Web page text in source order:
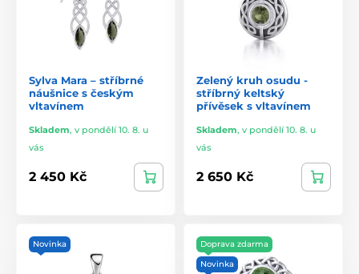
Sylva Mara – stříbrné
náušnice s českým
vltavínem
Skladem, v pondělí 10. 8. u
vás
2 450 Kč
Zelený kruh osudu -
stříbrný keltský
přívěsek s vltavínem
Skladem, v pondělí 10. 8. u
vás
2 650 Kč
Novinka
Doprava zdarma
Novinka